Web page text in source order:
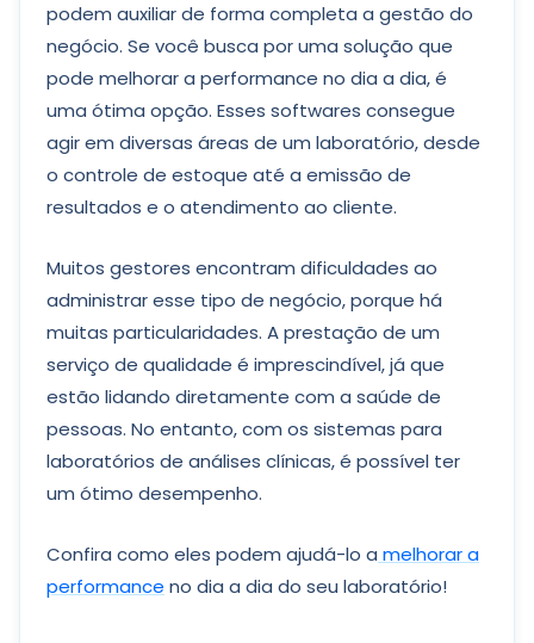
podem auxiliar de forma completa a gestão do
negócio. Se você busca por uma solução que
pode melhorar a performance no dia a dia, é
uma ótima opção. Esses softwares consegue
agir em diversas áreas de um laboratório, desde
o controle de estoque até a emissão de
resultados e o atendimento ao cliente.
Muitos gestores encontram dificuldades ao
administrar esse tipo de negócio, porque há
muitas particularidades. A prestação de um
serviço de qualidade é imprescindível, já que
estão lidando diretamente com a saúde de
pessoas. No entanto, com os sistemas para
laboratórios de análises clínicas, é possível ter
um ótimo desempenho.
Confira como eles podem ajudá-lo a melhorar a
performance no dia a dia do seu laboratório!